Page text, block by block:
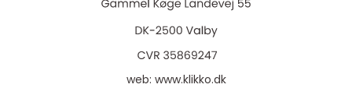
web: www.klikko.dk